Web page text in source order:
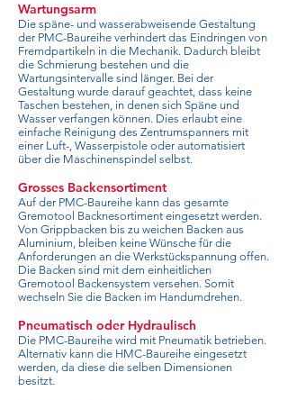
Wartungsarm
Die späne- und wasserabweisende Gestaltung
der PMC-Baureihe verhindert das Eindringen von
Fremdpartikeln in die Mechanik. Dadurch bleibt
die Schmierung bestehen und die
Wartungsintervalle sind länger. Bei der
Gestaltung wurde darauf geachtet, dass keine
Taschen bestehen, in denen sich Späne und
Wasser verfangen können. Dies erlaubt eine
einfache Reinigung des Zentrumspanners mit
einer Luft-, Wasserpistole oder automatisiert
über die Maschinenspindel selbst.
Grosses Backensortiment
Auf der PMC-Baureihe kann das gesamte
Gremotool Backnesortiment eingesetzt werden.
Von Grippbacken bis zu weichen Backen aus
Aluminium, bleiben keine Wünsche für die
Anforderungen an die Werkstückspannung offen.
Die Backen sind mit dem einheitlichen
Gremotool Backensystem versehen. Somit
wechseln Sie die Backen im Handumdrehen.
Pneumatisch oder Hydraulisch
Die PMC-Baureihe wird mit Pneumatik betrieben.
Alternativ kann die HMC-Baureihe eingesetzt
werden, da diese die selben Dimensionen
besitzt.